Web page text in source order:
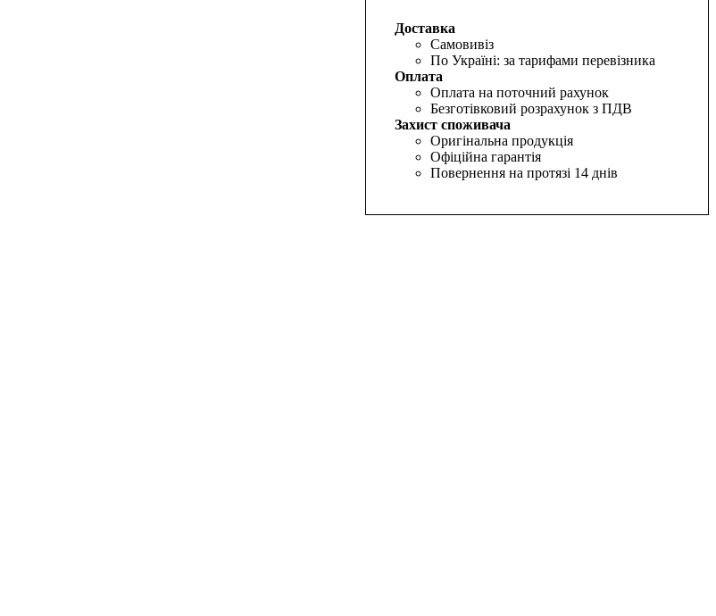
Доставка
Самовивіз
По Україні: за тарифами перевізника
Оплата
Оплата на поточний рахунок
Безготівковий розрахунок з ПДВ
Захист споживача
Оригінальна продукція
Офіційна гарантія
Повернення на протязі 14 днів